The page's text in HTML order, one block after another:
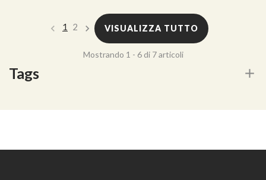
1 2 VISUALIZZA TUTTO
Mostrando 1 - 6 di 7 articoli
Tags